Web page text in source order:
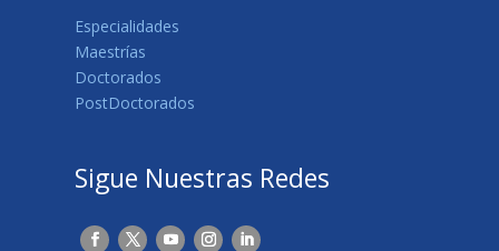
Especialidades
Maestrías
Doctorados
PostDoctorados
Sigue Nuestras Redes